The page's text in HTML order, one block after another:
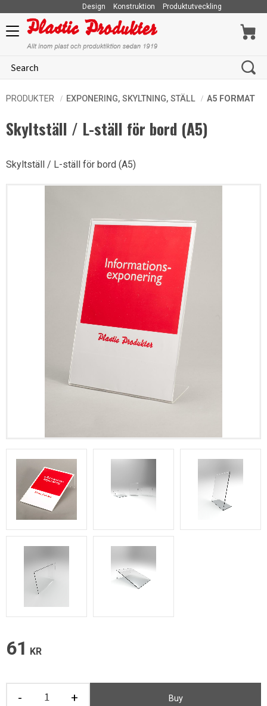
Menu
Design Konstruktion Produktutveckling
PRODUKTER EXPONERING, SKYLTNING, STÄLL A5 FORMAT
Skyltställ / L-ställ för bord (A5)
Skyltställ / L-ställ för bord (A5)
61 KR
+
- Buy